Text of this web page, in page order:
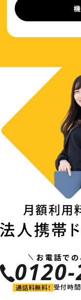
お電話で
通話料無料！ 受付時間